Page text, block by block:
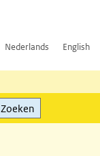
Nederlands English
Zoeken